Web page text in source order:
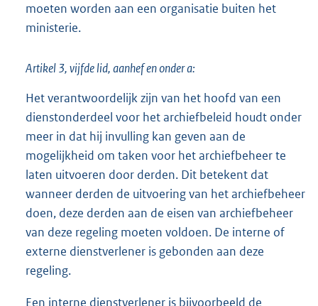
moeten worden aan een organisatie buiten het
ministerie.
Artikel 3, vijfde lid, aanhef en onder a:
Het verantwoordelijk zijn van het hoofd van een
dienstonderdeel voor het archiefbeleid houdt onder
meer in dat hij invulling kan geven aan de
mogelijkheid om taken voor het archiefbeheer te
laten uitvoeren door derden. Dit betekent dat
wanneer derden de uitvoering van het archiefbeheer
doen, deze derden aan de eisen van archiefbeheer
van deze regeling moeten voldoen. De interne of
externe dienstverlener is gebonden aan deze
regeling.
Een interne dienstverlener is bijvoorbeeld de